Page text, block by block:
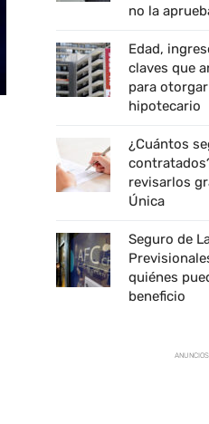
no la
Edad,
claves que
para
hipotecario
¿Cuántos
revisarlos
Única
Seguro de
quiénes
beneficio
ANUNCIOS